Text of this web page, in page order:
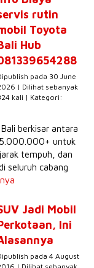
rutin
Toyota
Hub
pada 30 June
| Dilihat sebanyak
kali | Kategori:
berkisar antara
untuk
tempuh, dan
seluruh cabang
Jadi Mobil
Ini
pada 4 August